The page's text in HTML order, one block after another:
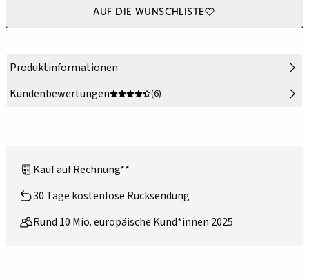
Auf die Wunschliste
Produktinformationen
Kundenbewertungen
(6)
Kauf auf Rechnung**
30 Tage kostenlose Rücksendung
Rund 10 Mio. europäische Kund*innen 2025